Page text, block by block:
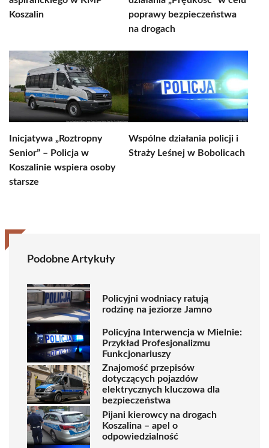
Koszalin
poprawy bezpieczeństwa
na drogach
Inicjatywa „Roztropny
Senior” – Policja w
Koszalinie wspiera osoby
starsze
Wspólne działania policji i
Straży Leśnej w Bobolicach
Podobne Artykuły
Policyjni wodniacy ratują
rodzinę na jeziorze Jamno
Policyjna Interwencja w Mielnie:
Przykład Profesjonalizmu
Funkcjonariuszy
Znajomość przepisów
dotyczących pojazdów
elektrycznych kluczowa dla
bezpieczeństwa
Pijani kierowcy na drogach
Koszalina – apel o
odpowiedzialność